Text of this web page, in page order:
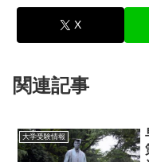
X
関連記事
大学受験情報